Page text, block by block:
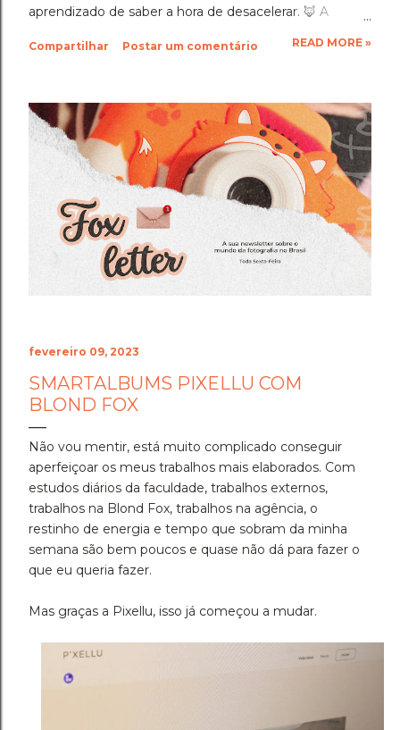
aprendizado de saber a hora de desacelerar. ​🦊 A
mês em que a disciplina atingiu o seu ponto mais alto.
importante foi um exercício de resiliência e entrega.
Aprendi que quando a gente se compromete de
verdade com um objetivo, a nossa mente descobre
uma capacidade de sustentação que a gente nem
sabia que tinha. Foi exaustivo, mas foi a prova concreta
da minha própria força. 🦊 A Viagem para Holambra: O
Cenário do Desafio ​Trocar de ar e ir fazer a prova em
Holambra transformou o peso do compromisso em
uma experiência memorável. A cidade das flores, com
sua arquitetura, suas estufas e suas estra...
Compartilhar Postar um comentário READ MORE »
fevereiro 09, 2023
SMARTALBUMS PIXELLU COM
BLOND FOX
Não vou mentir, está muito complicado conseguir
aperfeiçoar os meus trabalhos mais elaborados. Com
estudos diários da faculdade, trabalhos externos,
trabalhos na Blond Fox, trabalhos na agência, o
restinho de energia e tempo que sobram da minha
semana são bem poucos e quase não dá para fazer o
que eu queria fazer.
Mas graças a Pixellu, isso já começou a mudar.